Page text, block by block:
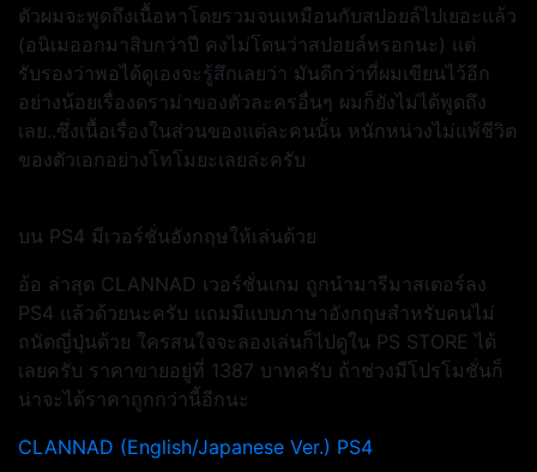
ตัวผมจะพูดถึงเนื้อหาโดยรวมจนเหมือนกับสปอยล์ไปเยอะแล้ว
(อนิเมออกมาสิบกว่าปี คงไม่โดนว่าสปอยล์หรอกนะ) แต่
รับรองว่าพอได้ดูเองจะรู้สึกเลยว่า มันดีกว่าที่ผมเขียนไว้อีก
อย่างน้อยเรื่องดราม่าของตัวละครอื่นๆ ผมก็ยังไม่ได้พูดถึง
เลย..ซึ่งเนื้อเรื่องในส่วนของแต่ละคนนั้น หนักหน่วงไม่แพ้ชีวิต
ของตัวเอกอย่างโทโมยะเลยล่ะครับ
บน PS4 มีเวอร์ชั่นอังกฤษให้เล่นด้วย
อ้อ ล่าสุด CLANNAD เวอร์ชั่นเกม ถูกนำมารีมาสเตอร์ลง
PS4 แล้วด้วยนะครับ แถมมีแบบภาษาอังกฤษสำหรับคนไม่
ถนัดญี่ปุ่นด้วย ใครสนใจจะลองเล่นก็ไปดูใน PS STORE ได้
เลยครับ ราคาขายอยู่ที่ 1387 บาทครับ ถ้าช่วงมีโปรโมชั่นก็
น่าจะได้ราคาถูกกว่านี้อีกนะ
CLANNAD (English/Japanese Ver.) PS4